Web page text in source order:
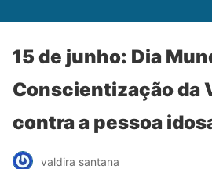
15 de junho: Dia
Conscientização da
contra a pessoa
valdira santana